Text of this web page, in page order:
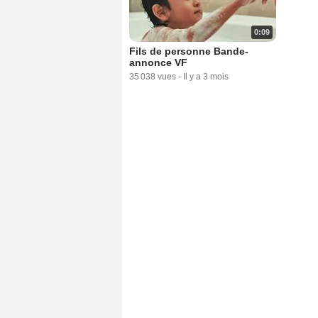
0:09
Fils de personne Bande-
annonce VF
35 038 vues - Il y a 3 mois